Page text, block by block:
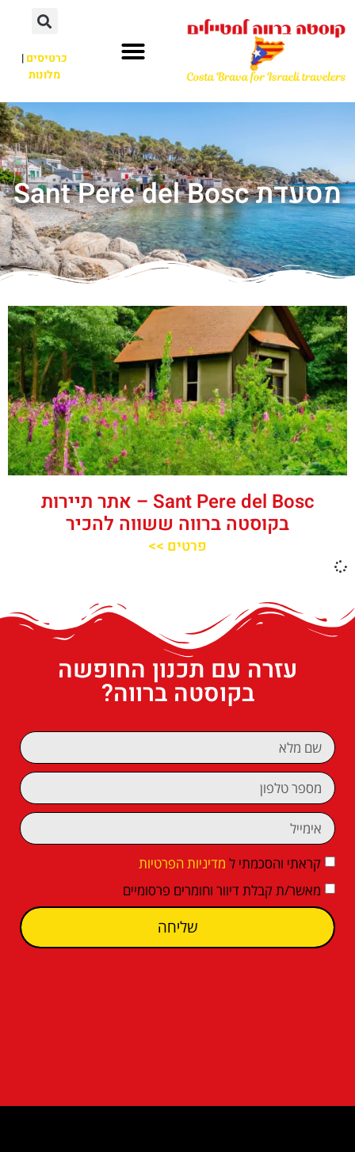
כרטיסים|
מלונות
מסעדת Sant Pere del Bosc
‪‪Sant Pere del Bosc‬‬ – אתר תיירות
בקוסטה ברווה ששווה להכיר
פרטים >>
עזרה עם תכנון החופשה
בקוסטה ברווה?
קראתי והסכמתי ל מדיניות הפרטיות
מאשר/ת קבלת דיוור וחומרים פרסומיים
שליחה